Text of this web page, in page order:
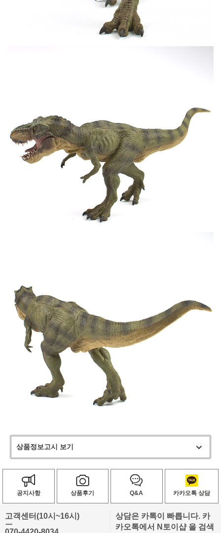
상품정보고시 보기
공지사항 상품후기 Q&A 카카오톡 상담
고객센터(10시~16시)
ㅡ
상담은 카톡이 빠릅니다. 카
카오톡에서 N토이샵 을 검색